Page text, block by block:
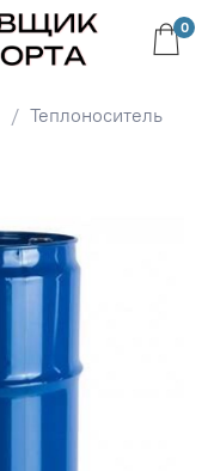
0
Теплоноситель